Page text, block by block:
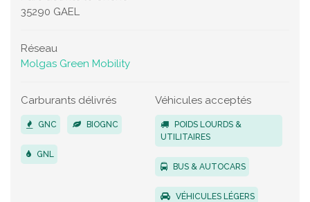
35290 GAEL
Réseau
Molgas Green Mobility
Carburants délivrés
GNC BIOGNC
GNL
Véhicules acceptés
POIDS LOURDS &
UTILITAIRES
BUS & AUTOCARS
VÉHICULES LÉGERS